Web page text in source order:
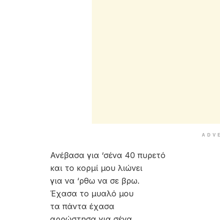
Ανέβασα για ‘σένα 40 πυρετό
και το κορμί μου λιώνει
για να ‘ρθω να σε βρω.
Έχασα το μυαλό μου
τα πάντα έχασα